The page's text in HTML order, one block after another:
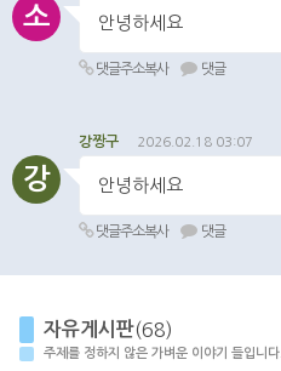
소 안녕하세요
댓글주소복사 댓글
강
강짱구 2026.02.18 03:07
안녕하세요
댓글주소복사 댓글
자유게시판(68)
주제를 정하지 않은 가벼운 이야기 들입니다.